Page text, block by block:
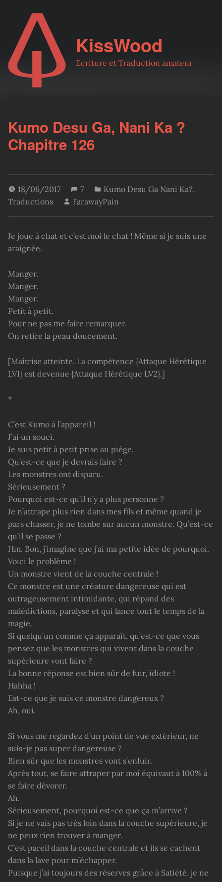
KissWood
Ecriture et Traduction amateur
Kumo Desu Ga, Nani Ka ?
Chapitre 126
18/06/2017 7 Kumo Desu Ga Nani Ka?,
Traductions
FarawayPain
Je joue à chat et c’est moi le chat ! Même si je suis une
araignée.
Manger.
Manger.
Manger.
Petit à petit.
Pour ne pas me faire remarquer.
On retire la peau doucement.
[Maîtrise atteinte. La compétence {Attaque Hérétique
LV1} est devenue {Attaque Hérétique LV2}.]
*
C’est Kumo à l’appareil !
J’ai un souci.
Je suis petit à petit prise au piège.
Qu’est-ce que je devrais faire ?
Les monstres ont disparu.
Sérieusement ?
Pourquoi est-ce qu’il n’y a plus personne ?
Je n’attrape plus rien dans mes fils et même quand je
pars chasser, je ne tombe sur aucun monstre. Qu’est-ce
qu’il se passe ?
Hm. Bon, j’imagine que j’ai ma petite idée de pourquoi.
Voici le problème !
Un monstre vient de la couche centrale !
Ce monstre est une créature dangereuse qui est
outrageusement intimidante, qui répand des
malédictions, paralyse et qui lance tout le temps de la
magie.
Si quelqu’un comme ça apparaît, qu’est-ce que vous
pensez que les monstres qui vivent dans la couche
supérieure vont faire ?
La bonne réponse est bien sûr de fuir, idiote !
Hahha !
Est-ce que je suis ce monstre dangereux ?
Ah, oui.
Si vous me regardez d’un point de vue extérieur, ne
suis-je pas super dangereuse ?
Bien sûr que les monstres vont s’enfuir.
Après tout, se faire attraper par moi équivaut à 100% à
se faire dévorer.
Ah.
Sérieusement, pourquoi est-ce que ça m’arrive ?
Si je ne vais pas très loin dans la couche supérieure, je
ne peux rien trouver à manger.
C’est pareil dans la couche centrale et ils se cachent
dans la lave pour m’échapper.
Puisque j’ai toujours des réserves grâce à Satiété, je ne